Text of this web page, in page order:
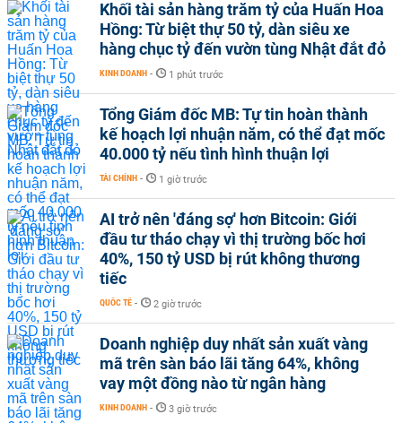
Khối tài sản hàng trăm tỷ của Huấn Hoa
Hồng: Từ biệt thự 50 tỷ, dàn siêu xe
hàng chục tỷ đến vườn tùng Nhật đắt đỏ
KINH DOANH - 1 phút trước
Tổng Giám đốc MB: Tự tin hoàn thành
kế hoạch lợi nhuận năm, có thể đạt mốc
40.000 tỷ nếu tình hình thuận lợi
TÀI CHÍNH - 1 giờ trước
AI trở nên 'đáng sợ' hơn Bitcoin: Giới
đầu tư tháo chạy vì thị trường bốc hơi
40%, 150 tỷ USD bị rút không thương
tiếc
QUỐC TẾ - 2 giờ trước
Doanh nghiệp duy nhất sản xuất vàng
mã trên sàn báo lãi tăng 64%, không
vay một đồng nào từ ngân hàng
KINH DOANH - 3 giờ trước